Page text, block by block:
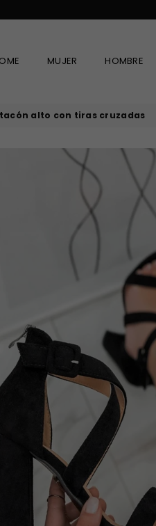
MUJER HOMBRE
alto con tiras cruzadas